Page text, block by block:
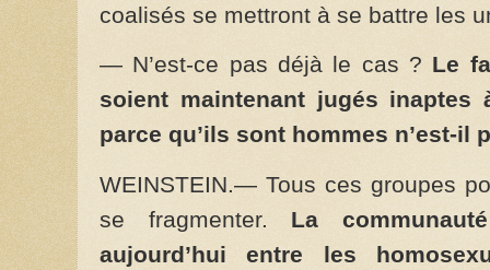
coalisés se mettront à se battre les
— N’est-ce pas déjà le cas ? Le
soient maintenant jugés
parce qu’ils sont hommes n’est-il
WEINSTEIN.— Tous ces groupes
se fragmenter. La
aujourd’hui entre les